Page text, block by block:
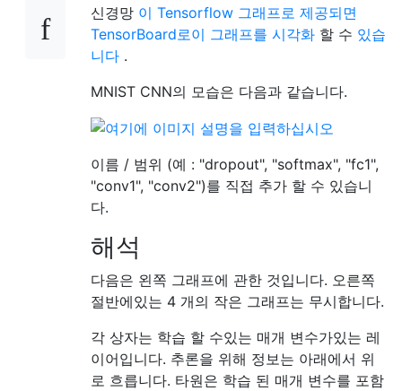
신경망 이 Tensorflow 그래프로 제공되면
TensorBoard로이 그래프를 시각화 할 수 있습
니다 .
MNIST CNN의 모습은 다음과 같습니다.
이름 / 범위 (예 : "dropout", "softmax", "fc1",
"conv1", "conv2")를 직접 추가 할 수 있습니
다.
해석
다음은 왼쪽 그래프에 관한 것입니다. 오른쪽
절반에있는 4 개의 작은 그래프는 무시합니다.
각 상자는 학습 할 수있는 매개 변수가있는 레
이어입니다. 추론을 위해 정보는 아래에서 위
로 흐릅니다. 타원은 학습 된 매개 변수를 포함